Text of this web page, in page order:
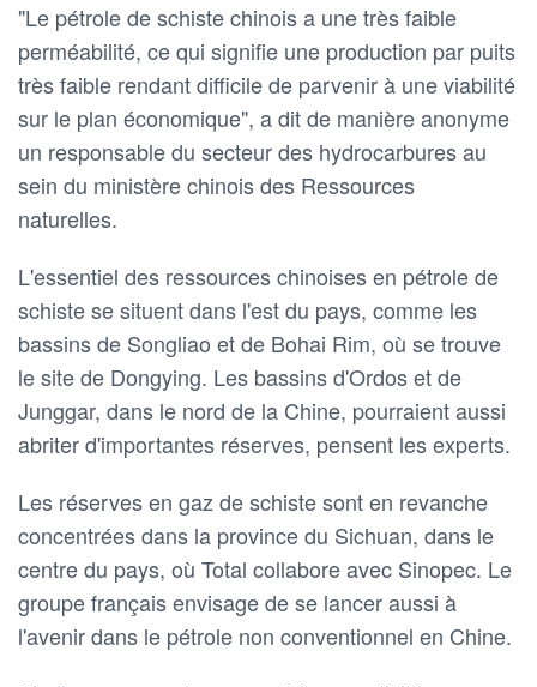
"Le pétrole de schiste chinois a une très faible
perméabilité, ce qui signifie une production par puits
très faible rendant difficile de parvenir à une viabilité
sur le plan économique", a dit de manière anonyme
un responsable du secteur des hydrocarbures au
sein du ministère chinois des Ressources
naturelles.
L'essentiel des ressources chinoises en pétrole de
schiste se situent dans l'est du pays, comme les
bassins de Songliao et de Bohai Rim, où se trouve
le site de Dongying. Les bassins d'Ordos et de
Junggar, dans le nord de la Chine, pourraient aussi
abriter d'importantes réserves, pensent les experts.
Les réserves en gaz de schiste sont en revanche
concentrées dans la province du Sichuan, dans le
centre du pays, où Total collabore avec Sinopec. Le
groupe français envisage de se lancer aussi à
l'avenir dans le pétrole non conventionnel en Chine.